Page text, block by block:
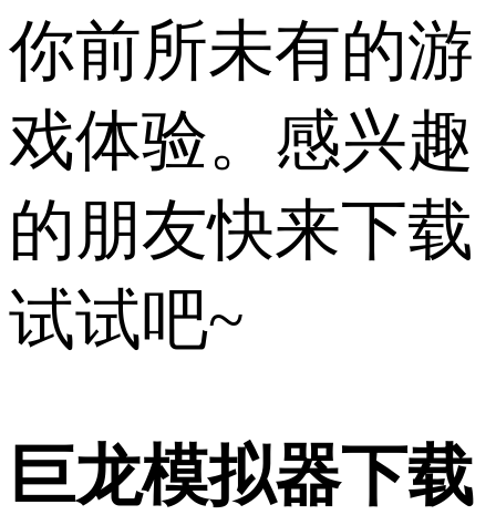
你前所未有的游
戏体验。感兴趣
的朋友快来下载
试试吧~
巨龙模拟器下载